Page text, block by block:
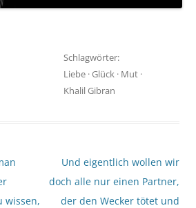
Schlagwörter:
Liebe ·Glück · Mut ·
Khalil Gibran
wissen,
Und eigentlich wollen wir
doch alle nur einen Partner,
der den Wecker tötet und